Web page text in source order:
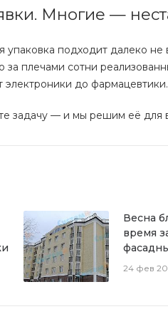
Многие —
упаковка подходит далеко
плечами сотни
до фармацевтики.
задачу — и мы решим её для
Весна
время
24 фев